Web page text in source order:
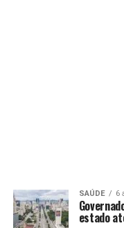
SAÚDE 6
estado